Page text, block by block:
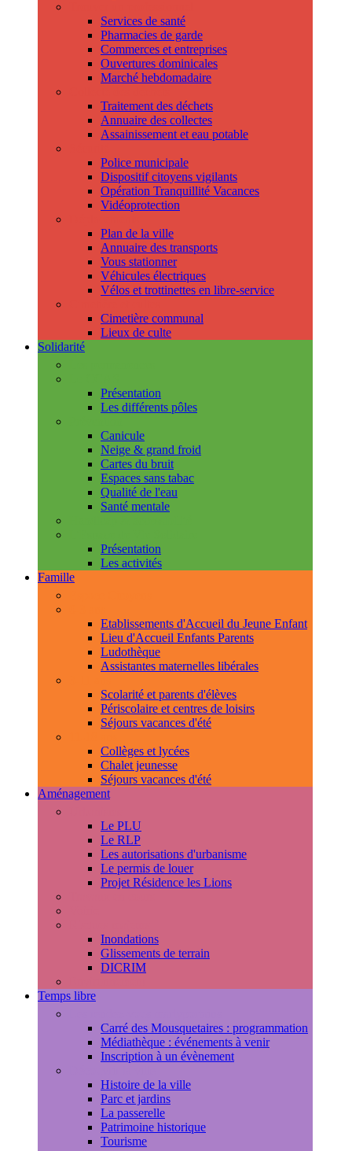
Services de santé
Pharmacies de garde
Commerces et entreprises
Ouvertures dominicales
Marché hebdomadaire
Traitement des déchets
Annuaire des collectes
Assainissement et eau potable
Police municipale
Dispositif citoyens vigilants
Opération Tranquillité Vacances
Vidéoprotection
Plan de la ville
Annuaire des transports
Vous stationner
Véhicules électriques
Vélos et trottinettes en libre-service
Cimetière communal
Lieux de culte
Solidarité
Présentation
Les différents pôles
Canicule
Neige & grand froid
Cartes du bruit
Espaces sans tabac
Qualité de l'eau
Santé mentale
Présentation
Les activités
Famille
Etablissements d'Accueil du Jeune Enfant
Lieu d'Accueil Enfants Parents
Ludothèque
Assistantes maternelles libérales
Scolarité et parents d'élèves
Périscolaire et centres de loisirs
Séjours vacances d'été
Collèges et lycées
Chalet jeunesse
Séjours vacances d'été
Aménagement
Le PLU
Le RLP
Les autorisations d'urbanisme
Le permis de louer
Projet Résidence les Lions
Inondations
Glissements de terrain
DICRIM
Temps libre
Carré des Mousquetaires : programmation
Médiathèque : événements à venir
Inscription à un évènement
Histoire de la ville
Parc et jardins
La passerelle
Patrimoine historique
Tourisme